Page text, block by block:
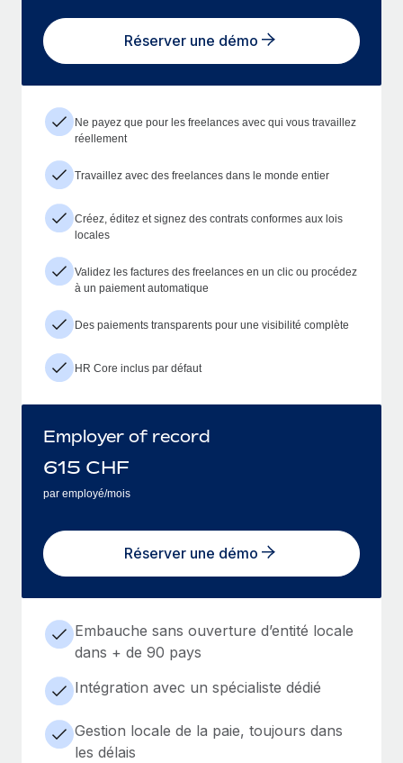
Réserver une démo
Ne payez que pour les freelances avec qui vous travaillez
réellement
Travaillez avec des freelances dans le monde entier
Créez, éditez et signez des contrats conformes aux lois
locales
Validez les factures des freelances en un clic ou procédez
à un paiement automatique
Des paiements transparents pour une visibilité complète
HR Core inclus par défaut
Employer of record
615 CHF
par employé/mois
Réserver une démo
Embauche sans ouverture d’entité locale
dans + de 90 pays
Intégration avec un spécialiste dédié
Gestion locale de la paie, toujours dans
les délais